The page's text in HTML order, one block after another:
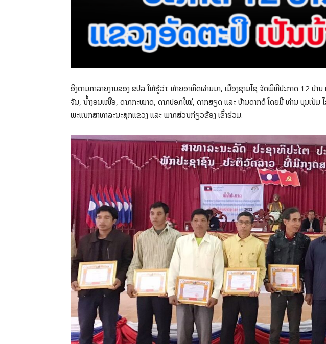
ອີງຕາມກາລາຍງານຂອງ ຂປລ ໃຫ້ຮູ້ວ່າ: ທ້າຍອາທິດຜ່ານມາ, ເມືອງຊານໄຊ ຈັດພິທີປະກາດ 12 ບ້າ
ຈັນ, ນໍ້າງອນເໜືອ, ດາກກະໜາດ, ດາກປອກໃໝ່, ດາກສຽດ ແລະ ບ້ານດາກດໍ ໂດຍມີ ທ່ານ ບຸນເນັ
ພະແນກສາທາລະນະສຸກແຂວງ ແລະ ພາກສ່ວນກ່ຽວຂ້ອງ ເຂົ້າຮ່ວມ.